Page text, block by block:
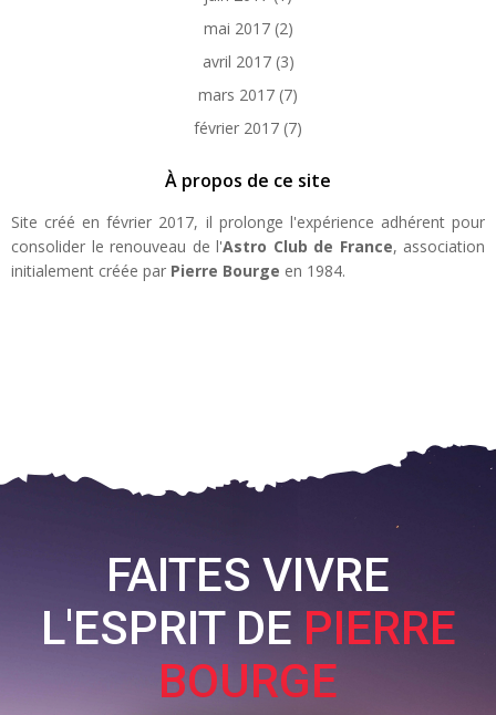
mai 2017(2)
avril 2017(3)
mars 2017 (7)
février 2017 (7)
À propos de ce site
Site créé en février 2017, il prolonge l'expérience adhérent pour
consolider le renouveau de l'Astro Club de France, association
initialement créée par Pierre Bourge en 1984.
FAITES VIVRE
L'ESPRIT DE PIERRE
BOURGE